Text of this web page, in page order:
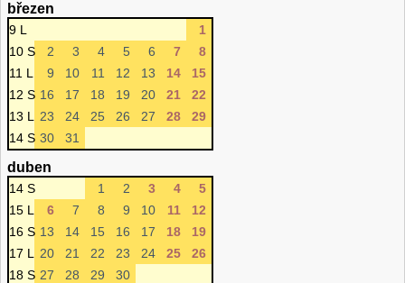
březen
9 L
1
10 S
2 3 4 5 6 7
8
11 L
9 10 11 12 13 14
15
12 S 16 17 18 19 20 21
22
13 L
23 24 25 26 27 28
29
14 S 30 31
duben
14 S 1 2 3 4
5
15 L
6 7 8 9 10 11
12
16 S 13 14 15 16 17 18
19
17 L
20 21 22 23 24 25
26
18 S 27 28 29 30